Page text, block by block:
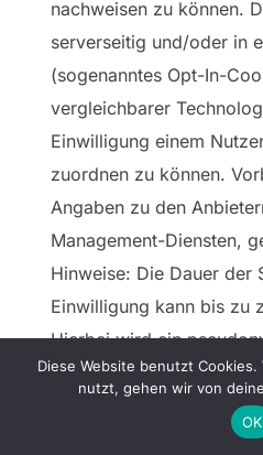
nachweisen zu können.
serverseitig und/oder in
(sogenanntes Opt-In-
vergleichbarer
Einwilligung einem
zuordnen zu können.
Angaben zu den
Management-Diensten,
Hinweise: Die Dauer der
Einwilligung kann bis zu
Hierbei wird ein
Identifikator gebildet
Einwilligung, Angaben
Einwilligung (z. B.
Diese Website benutzt
nutzt, gehen wir von
OK